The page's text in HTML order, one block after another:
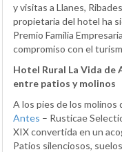
y visitas a Llanes,
propietaria del hotel ha
Premio Familia
compromiso con el
Hotel Rural La Vida de
entre patios y molinos
A los pies de los molinos
Antes – Rusticae
XIX convertida en un
Patios silenciosos,